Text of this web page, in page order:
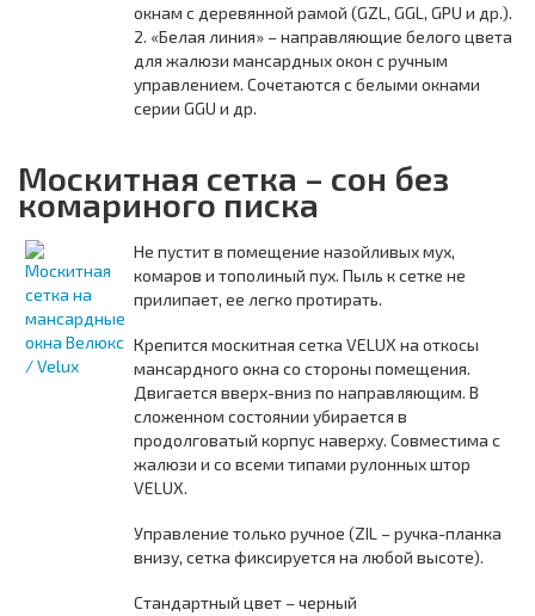
окнам с деревянной рамой (GZL, GGL, GPU и др.).
2. «Белая линия» – направляющие белого цвета
для жалюзи мансардных окон с ручным
управлением. Сочетаются с белыми окнами
серии GGU и др.
Москитная сетка – сон без
комариного писка
Не пустит в помещение назойливых мух,
комаров и тополиный пух. Пыль к сетке не
прилипает, ее легко протирать.
Крепится москитная сетка VELUX на откосы
мансардного окна со стороны помещения.
Двигается вверх-вниз по направляющим. В
сложенном состоянии убирается в
продолговатый корпус наверху. Совместима с
жалюзи и со всеми типами рулонных штор
VELUX.
Управление только ручное (ZIL – ручка-планка
внизу, сетка фиксируется на любой высоте).
Стандартный цвет – черный